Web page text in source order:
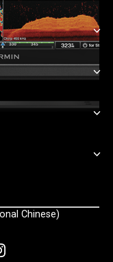
Chinese)